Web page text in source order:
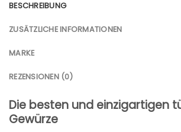
BESCHREIBUNG
ZUSÄTZLICHE INFORMATIONEN
MARKE
REZENSIONEN (0)
Die besten und einzigartigen
Gewürze